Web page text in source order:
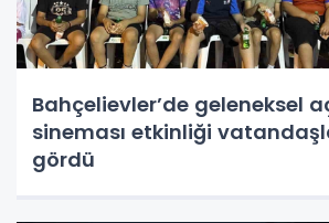
Bahçelievler’de geleneksel
sineması etkinliği
gördü